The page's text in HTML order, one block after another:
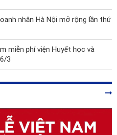
nhân Hà Nội mở rộng lần thứ
miễn phí viện Huyết học và
3